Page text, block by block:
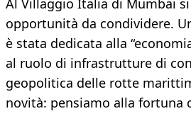
Al Villaggio Italia di Mumbai
opportunità da condividere.
è stata dedicata alla
al ruolo di infrastrutture di
geopolitica delle rotte
novità: pensiamo alla fortuna